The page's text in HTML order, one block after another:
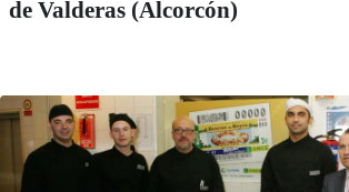
de Valderas (Alcorcón)